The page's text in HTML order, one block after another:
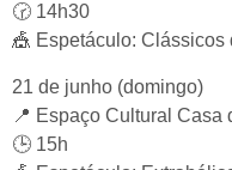
🕝 14h30
🎪 Espetáculo: Clássicos
21 de junho (domingo)
📍 Espaço Cultural
🕒 15h